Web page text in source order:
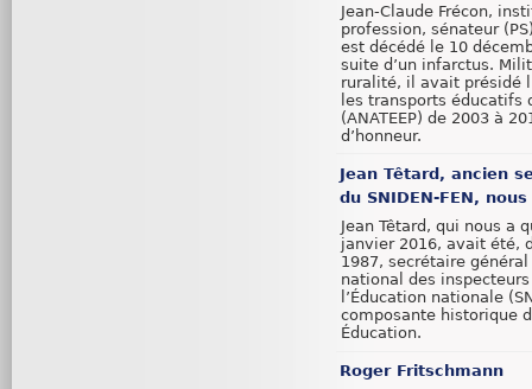
Jean-Claude Frécon,
profession, sénateur
est décédé le 10
suite d’un infarctus.
ruralité, il avait présidé
les transports éducatifs
(ANATEEP) de 2003 à
d’honneur.
Jean Têtard, ancien
du SNIDEN-FEN,
Jean Têtard, qui nous a
janvier 2016, avait été,
1987, secrétaire
national des
l’Éducation nationale
composante historique
Éducation.
Roger Fritschmann